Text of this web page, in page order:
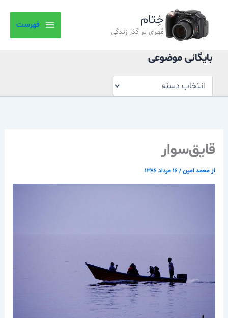
خِتام
مُهری بر گذر زندگی
فهرست
بایگانی موضوعی
موضوعی
قايق‌سوار
از محمد امین/۱۶ مرداد ۱۳۸۶